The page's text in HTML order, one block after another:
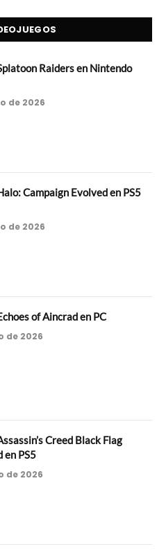
Raiders en Nintendo
de 2026
Campaign Evolved en PS5
de 2026
of Aincrad en PC
de 2026
Creed Black Flag
en PS5
de 2026